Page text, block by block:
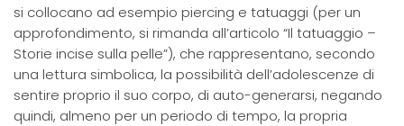
si collocano ad esempio piercing e tatuaggi (per un
approfondimento, si rimanda all’articolo “Il tatuaggio –
Storie incise sulla pelle”), che rappresentano, secondo
una lettura simbolica, la possibilità dell’adolescenze di
sentire proprio il suo corpo, di auto-generarsi, negando
quindi, almeno per un periodo di tempo, la propria